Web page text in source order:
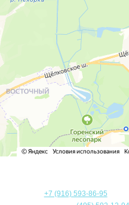
+7 (916) 593-86-95